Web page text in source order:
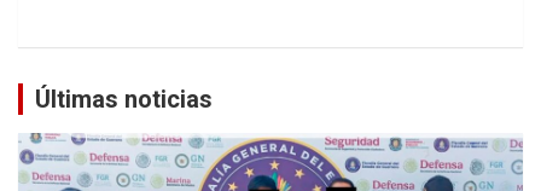
Últimas noticias